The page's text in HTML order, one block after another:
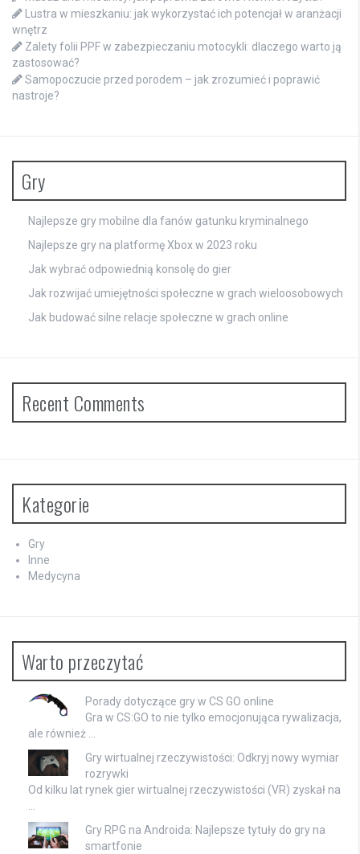
Lustra w mieszkaniu: jak wykorzystać ich potencjał w aranżacji
wnętrz
Zalety folii PPF w zabezpieczaniu motocykli: dlaczego warto ją
zastosować?
Samopoczucie przed porodem – jak zrozumieć i poprawić
nastroje?
Gry
Najlepsze gry mobilne dla fanów gatunku kryminalnego
Najlepsze gry na platformę Xbox w 2023 roku
Jak wybrać odpowiednią konsolę do gier
Jak rozwijać umiejętności społeczne w grach wieloosobowych
Jak budować silne relacje społeczne w grach online
Recent Comments
Kategorie
Gry
Inne
Medycyna
Warto przeczytać
Porady dotyczące gry w CS GO online
Gra w CS:GO to nie tylko emocjonująca rywalizacja,
ale również …
Gry wirtualnej rzeczywistości: Odkryj nowy wymiar
rozrywki
Od kilku lat rynek gier wirtualnej rzeczywistości (VR) zyskał na
Gry RPG na Androida: Najlepsze tytuły do gry na
smartfonie